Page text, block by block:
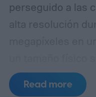
perseguido a las
alta resolución
reducir cada
de luz que puede
Read more